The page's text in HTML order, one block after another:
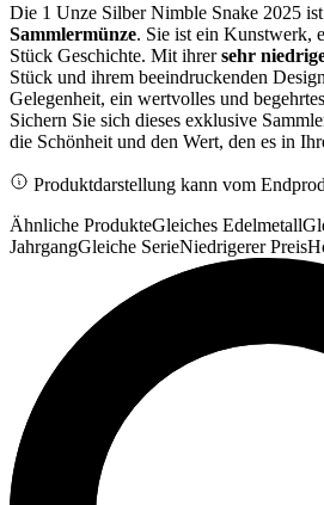
Die 1 Unze Silber Nimble Snake 2025
Sammlermünze. Sie ist ein Kunstwerk,
Stück Geschichte. Mit ihrersehr
Stück und ihrem beeindruckenden
Gelegenheit, ein wertvolles und
Sichern Sie sich dieses exklusive
die Schönheit und den Wert, den es in
Produktdarstellung kann vom
Ähnliche ProdukteGleiches Edelmetall
JahrgangGleiche SerieNiedrigerer Preis